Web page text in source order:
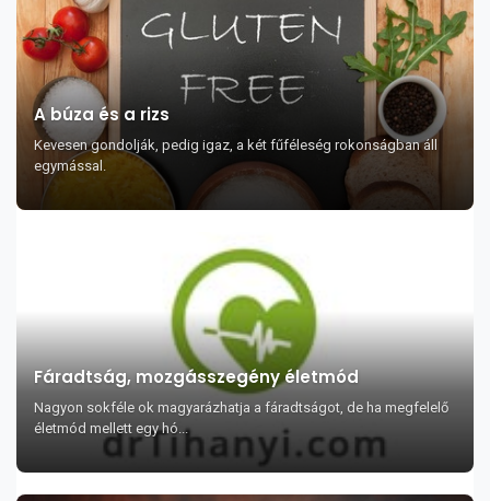
A búza és a rizs
Kevesen gondolják, pedig igaz, a két fűféleség rokonságban áll
egymással.
Fáradtság, mozgásszegény életmód
Nagyon sokféle ok magyarázhatja a fáradtságot, de ha megfelelő
életmód mellett egy hó...